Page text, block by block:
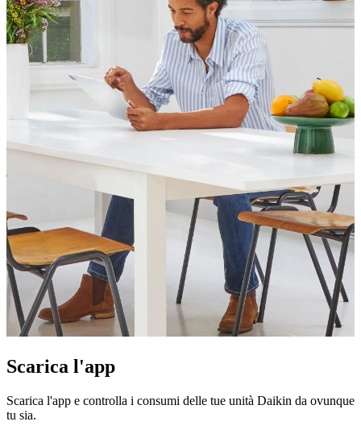
Scarica l'app
Scarica l'app e controlla i consumi delle tue unità Daikin da ovunque
tu sia.